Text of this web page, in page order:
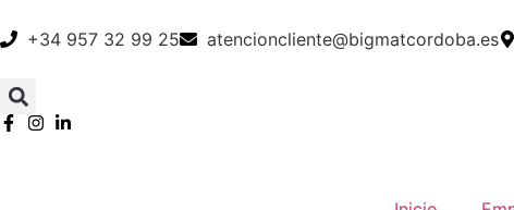
+34 957 32 99 25 atencioncliente@bigmatcordoba.es